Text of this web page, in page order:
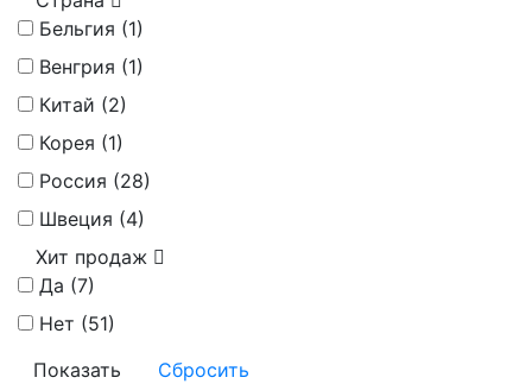
Бельгия (1)
Венгрия (1)
Китай (2)
Корея (1)
Россия (28)
Швеция (4)
Хит продаж
Да (7)
Нет (51)